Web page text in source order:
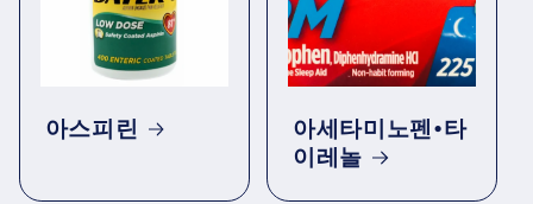
아스피린
아세타미노펜•타
이레놀